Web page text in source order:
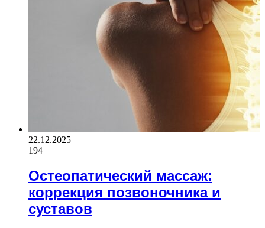
22.12.2025
194
Остеопатический массаж:
коррекция позвоночника и
суставов